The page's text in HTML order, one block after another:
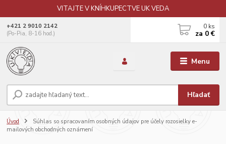
VITAJTE V KNÍHKUPECTVE UK VEDA
Menu
Hľadať
+421 2 9010 2142
(Po-Pia, 8-16 hod.)
0 ks
za 0 €
Úvod
Súhlas so spracovaním osobných údajov pre účely rozosielky e-
mailových obchodných oznámení